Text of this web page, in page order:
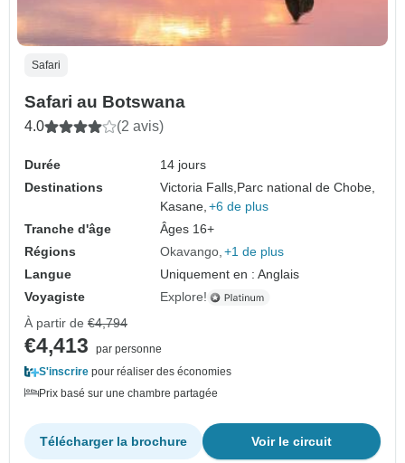
Safari
Safari au Botswana
4.0 (2 avis)
Durée
14 jours
Destinations
Victoria Falls,Parc national de Chobe,
Kasane, +6 de plus
Tranche d'âge
Âges 16+
Régions
Okavango +1 de plus
Langue
Uniquement en : Anglais
Voyagiste
Explore!
À partir de €4,794
€4,413
par personne
S'inscrire pour réaliser des économies
Prix basé sur une chambre partagée
Voir le circuit
Télécharger la brochure